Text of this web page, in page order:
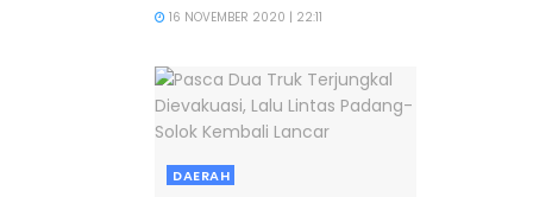
16 NOVEMBER 2020 | 22:11
DAERAH